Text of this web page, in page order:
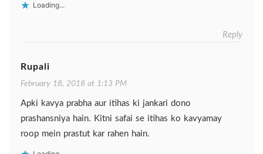
Loading...
Reply
Rupali
February 18, 2018 at 1:13 PM
Apki kavya prabha aur itihas ki jankari dono
prashansniya hain. Kitni safai se itihas ko kavyamay
roop mein prastut kar rahen hain.